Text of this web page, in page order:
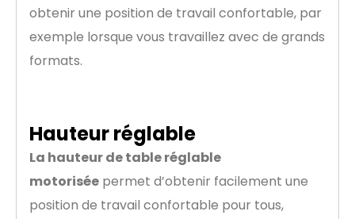
obtenir une position de travail confortable, par
exemple lorsque vous travaillez avec de grands
formats.
Hauteur réglable
La hauteur de table réglable
motorisée permet d’obtenir facilement une
position de travail confortable pour tous,